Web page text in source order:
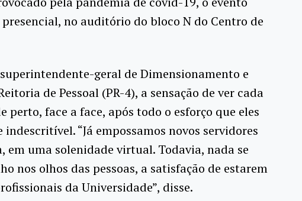
no auditório do bloco N do Centro de
geral de Dimensionamento e
de Pessoal (PR-4), a sensação de ver cada
perto, face a face, após todo o esforço que eles
“Já empossamos novos servidores
em uma solenidade virtual. Todavia, nada se
nos olhos das pessoas, a satisfação de estarem
da Universidade”, disse.